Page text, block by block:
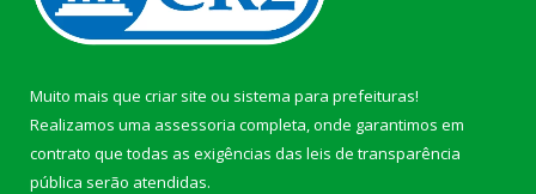
Muito mais que criar site ou sistema para prefeituras!
Realizamos uma assessoria completa, onde garantimos em
contrato que todas as exigências das leis de transparência
pública serão atendidas.